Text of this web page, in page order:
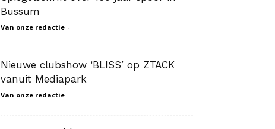
Bussum
Van onze redactie -
Nieuwe clubshow ‘BLISS’ op ZTACK
vanuit Mediapark
Van onze redactie -